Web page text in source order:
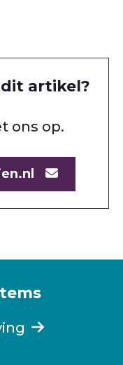
dit artikel?
ons op.